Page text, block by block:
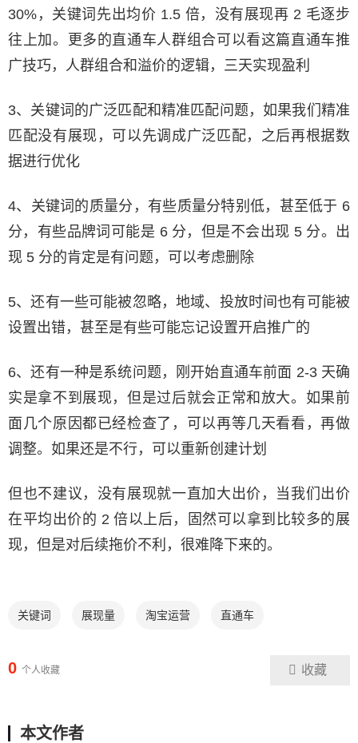
30%，关键词先出均价 1.5 倍，没有展现再 2 毛逐步
往上加。更多的直通车人群组合可以看这篇直通车推
广技巧，人群组合和溢价的逻辑，三天实现盈利
3、关键词的广泛匹配和精准匹配问题，如果我们精准
匹配没有展现，可以先调成广泛匹配，之后再根据数
据进行优化
4、关键词的质量分，有些质量分特别低，甚至低于 6
分，有些品牌词可能是 6 分，但是不会出现 5 分。出
现 5 分的肯定是有问题，可以考虑删除
5、还有一些可能被忽略，地域、投放时间也有可能被
设置出错，甚至是有些可能忘记设置开启推广的
6、还有一种是系统问题，刚开始直通车前面 2-3 天确
实是拿不到展现，但是过后就会正常和放大。如果前
面几个原因都已经检查了，可以再等几天看看，再做
调整。如果还是不行，可以重新创建计划
但也不建议，没有展现就一直加大出价，当我们出价
在平均出价的 2 倍以上后，固然可以拿到比较多的展
现，但是对后续拖价不利，很难降下来的。
关键词 展现量 淘宝运营 直通车
0 个人收藏 收藏
本文作者